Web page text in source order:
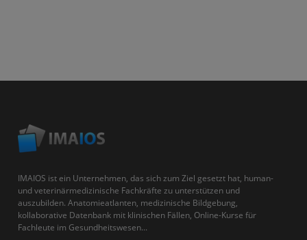
IMAIOS ist ein Unternehmen, das sich zum Ziel gesetzt hat, human-
und veterinärmedizinische Fachkräfte zu unterstützen und
auszubilden. Anatomieatlanten, medizinische Bildgebung,
kollaborative Datenbank mit klinischen Fällen, Online-Kurse für
Fachleute im Gesundheitswesen...